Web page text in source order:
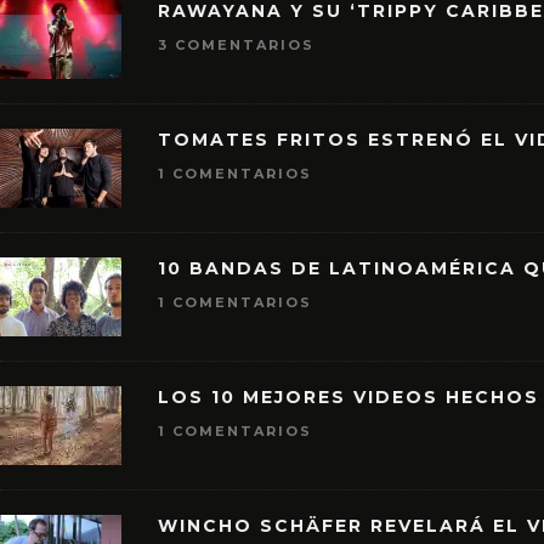
RAWAYANA Y SU ‘TRIPPY
3 COMENTARIOS
TOMATES FRITOS ESTRENÓ EL
1 COMENTARIOS
10 BANDAS DE LATINOAMÉRICA
1 COMENTARIOS
LOS 10 MEJORES VIDEOS
1 COMENTARIOS
WINCHO SCHÄFER REVELARÁ EL